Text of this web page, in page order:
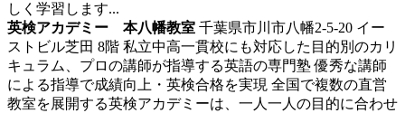
しく学習します...
英検アカデミー 本八幡教室 千葉県市川市八幡2-5-20 イー
ストビル芝田 8階 私立中高一貫校にも対応した目的別のカリ
キュラム、プロの講師が指導する英語の専門塾 優秀な講師
による指導で成績向上・英検合格を実現 全国で複数の直営
教室を展開する英検アカデミーは、一人一人の目的に合わせ